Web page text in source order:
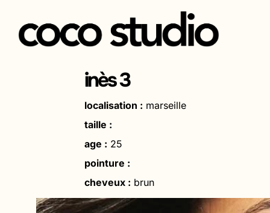
Aller
inès 3
localisation : marseille
taille :
age : 25
pointure :
cheveux : brun